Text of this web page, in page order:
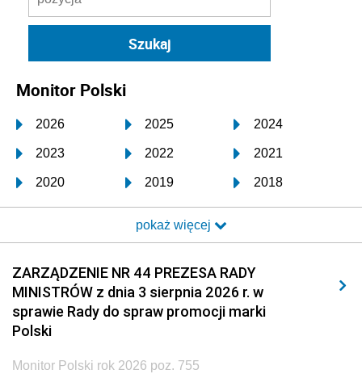
Monitor Polski
2026 2025 2024
2023 2022 2021
2020 2019 2018
2017 2016 2015
2014 2013 2012
2011 2010 2009
2008 2007 2006
2005
pokaż więcej
ZARZĄDZENIE NR 44 PREZESA RADY
MINISTRÓW z dnia 3 sierpnia 2026 r. w
sprawie Rady do spraw promocji marki
Polski
Monitor Polski rok 2026 poz. 755